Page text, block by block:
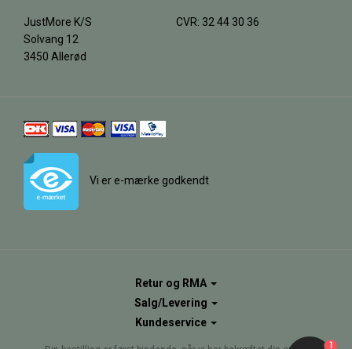
JustMore K/S
Solvang 12
3450 Allerød
CVR: 32 44 30 36
Vi er e-mærke godkendt
Retur og RMA
Salg/Levering
Kundeservice
1